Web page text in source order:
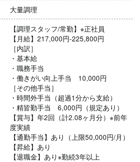
大量調理
【調理スタッフ/常勤】※正社員
【月給】217,000円-225,800円
［内訳］
・基本給
・職務手当
・働きがい向上手当 10,000円
［その他手当］
・時間外手当（超過1分から支給）
・精皆勤手当 6,000円（規定あり）
【賞与】年2回（計2.08ヶ月分）※前年
度実績
【通勤手当】あり（上限50,000円/月）
【昇給】あり
【退職金】あり※勤続3年以上